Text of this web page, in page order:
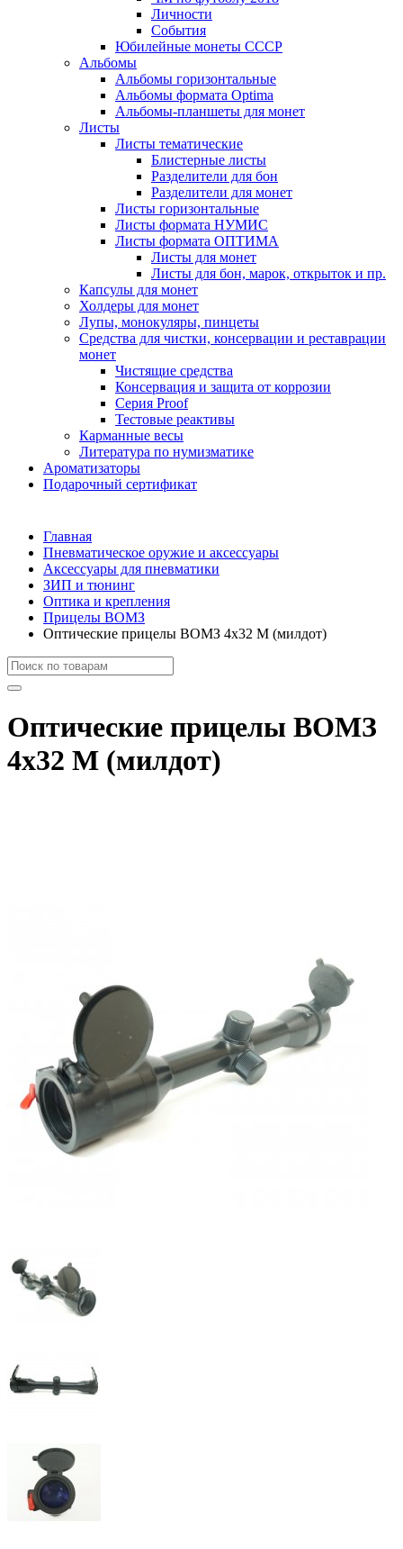
Личности
События
Юбилейные монеты СССР
Альбомы
Альбомы горизонтальные
Альбомы формата Optima
Альбомы-планшеты для монет
Листы
Листы тематические
Блистерные листы
Разделители для бон
Разделители для монет
Листы горизонтальные
Листы формата НУМИС
Листы формата ОПТИМА
Листы для монет
Листы для бон, марок, открыток и пр.
Капсулы для монет
Холдеры для монет
Лупы, монокуляры, пинцеты
Средства для чистки, консервации и реставрации
монет
Чистящие средства
Консервация и защита от коррозии
Серия Proof
Тестовые реактивы
Карманные весы
Литература по нумизматике
Ароматизаторы
Подарочный сертификат
Главная
Пневматическое оружие и аксессуары
Аксессуары для пневматики
ЗИП и тюнинг
Оптика и крепления
Прицелы ВОМЗ
Оптические прицелы ВОМЗ 4х32 М (милдот)
Оптические прицелы ВОМЗ
4х32 М (милдот)